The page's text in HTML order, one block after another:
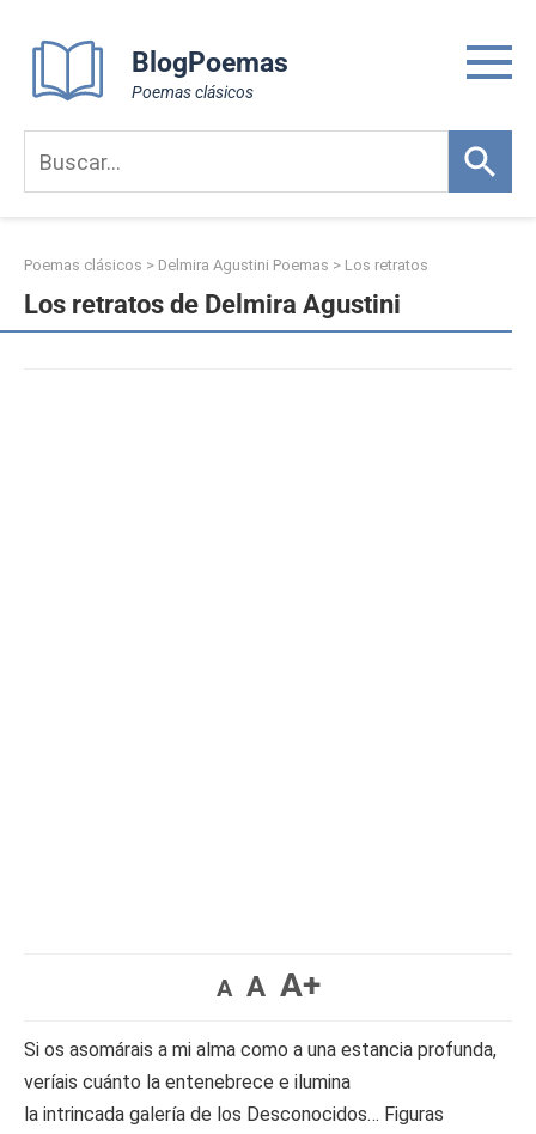
content
BlogPoemas
Poemas clásicos
Poemas clásicos > Delmira Agustini Poemas > Los retratos
Los retratos de Delmira Agustini
A A A+
Si os asomárais a mi alma como a una estancia profunda,
veríais cuánto la entenebrece e ilumina
la intrincada galería de los Desconocidos… Figuras